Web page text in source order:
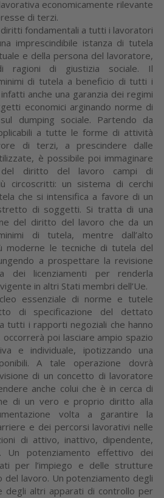
economicamente rilevante
di terzi.
fondamentali a tutti i lavoratori
imprescindibile istanza di tutela
e della persona del lavoratore,
ragioni di giustizia sociale. Il
di tutela a beneficio di tutti i
anche una garanzia dei regimi
economici arginando norme di
dumping sociale. Partendo da
a tutte le forme di attività
di terzi, a prescindere dalle
è possibile poi immaginare
diritto del lavoro campi di
circoscritti: un sistema di cerchi
che si intensifica a favore di un
di soggetti. Si tratta di una
del diritto del lavoro che da un
di tutela, mentre dall’alto
moderne le tecniche di tutela del
a prospettare la revisione
dei licenziamenti per renderla
in altri Stati membri dell’Ue.
essenziale di norme e tutele
di specificazione del dettato
tutti i rapporti negoziali che hanno
poi lasciare ampio spazio
e individuale, ipotizzando una
A tale operazione dovrà
di un concetto di lavoratore
anche colui che è in cerca di
di un vero e proprio diritto alla
volta a garantire la
e dei percorsi lavorativi nelle
di attivo, inattivo, dipendente,
Un potenziamento effettivo dei
per l’impiego e delle strutture
del lavoro. Un potenziamento degli
degli altri apparati di controllo per